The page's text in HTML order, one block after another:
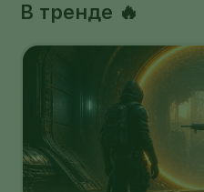
В тренде 🔥